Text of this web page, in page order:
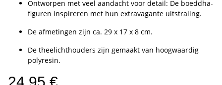
Ontworpen met veel aandacht voor detail: De boeddha-
figuren inspireren met hun extravagante uitstraling.
De afmetingen zijn ca. 29 x 17 x 8 cm.
De theelichthouders zijn gemaakt van hoogwaardig
polyresin.